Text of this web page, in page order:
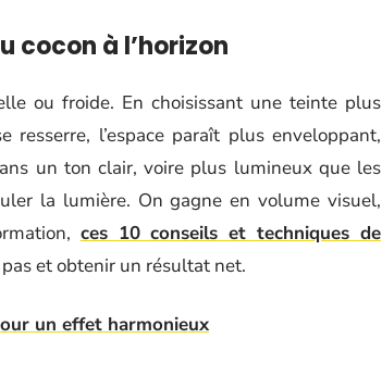
cocon à l’horizon
ou froide. En choisissant une teinte plus
l’espace paraît plus enveloppant,
un ton clair, voire plus lumineux que les
la lumière. On gagne en volume visuel,
ces 10 conseils et techniques de
et obtenir un résultat net.
un effet harmonieux